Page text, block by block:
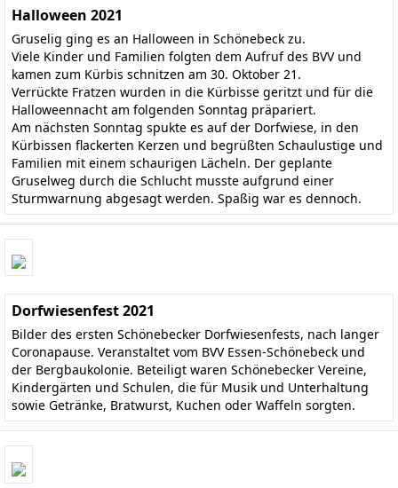
Halloween 2021
Gruselig ging es an Halloween in Schönebeck zu.
Viele Kinder und Familien folgten dem Aufruf des BVV und
kamen zum Kürbis schnitzen am 30. Oktober 21.
Verrückte Fratzen wurden in die Kürbisse geritzt und für die
Halloweennacht am folgenden Sonntag präpariert.
Am nächsten Sonntag spukte es auf der Dorfwiese, in den
Kürbissen flackerten Kerzen und begrüßten Schaulustige und
Familien mit einem schaurigen Lächeln. Der geplante
Gruselweg durch die Schlucht musste aufgrund einer
Sturmwarnung abgesagt werden. Spaßig war es dennoch.
Dorfwiesenfest 2021
Bilder des ersten Schönebecker Dorfwiesenfests, nach langer
Coronapause. Veranstaltet vom BVV Essen-Schönebeck und
der Bergbaukolonie. Beteiligt waren Schönebecker Vereine,
Kindergärten und Schulen, die für Musik und Unterhaltung
sowie Getränke, Bratwurst, Kuchen oder Waffeln sorgten.